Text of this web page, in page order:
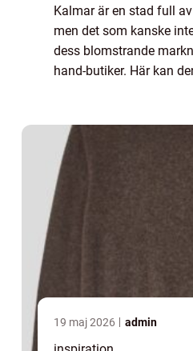
Kalmar är en stad full
men det som kanske
dess blomstrande
hand-butiker. Här kan
19 maj 2026 admin